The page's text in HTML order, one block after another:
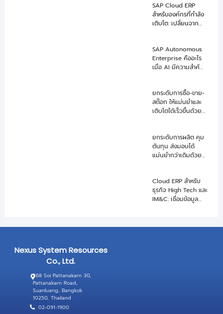
SAP Cloud ERP
สำหรับองค์กรที่กำลัง
เติบโต: เปลี่ยนจาก
SAP Autonomous
Enterprise คืออะไร
เมื่อ AI มีความสำคัญ
ยกระดับการซื้อ-ขาย-
สต๊อก ให้แม่นยำและ
เติบโตได้เร็วขึ้นด้วย
ยกระดับการผลิต คุม
ต้นทุน ส่งมอบได้
แม่นยำกว่าเดิมด้วย
ผลิต OEM
Cloud ERP สำหรับ
ธุรกิจ High Tech และ
IM&C: เชื่อมข้อมูล
ไทม์
Nexus System Resources
Co., Ltd.
268 Soi Pattanakarn 30,
Pattanakarn Road,
Suanluang, Bangkok
10250, Thailand
02-091-1900